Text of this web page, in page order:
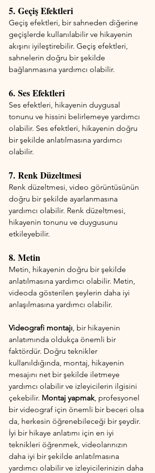
5. Geçiş Efektleri
Geçiş efektleri, bir sahneden diğerine
geçişlerde kullanılabilir ve hikayenin
akışını iyileştirebilir. Geçiş efektleri,
sahnelerin doğru bir şekilde
bağlanmasına yardımcı olabilir.
6. Ses Efektleri
Ses efektleri, hikayenin duygusal
tonunu ve hissini belirlemeye yardımcı
olabilir. Ses efektleri, hikayenin doğru
bir şekilde anlatılmasına yardımcı
olabilir.
7. Renk Düzeltmesi
Renk düzeltmesi, video görüntüsünün
doğru bir şekilde ayarlanmasına
yardımcı olabilir. Renk düzeltmesi,
hikayenin tonunu ve duygusunu
etkileyebilir.
8. Metin
Metin, hikayenin doğru bir şekilde
anlatılmasına yardımcı olabilir. Metin,
videoda gösterilen şeylerin daha iyi
anlaşılmasına yardımcı olabilir.
Videografi montajı , bir hikayenin
anlatımında oldukça önemli bir
faktördür. Doğru teknikler
kullanıldığında, montaj, hikayenin
mesajını net bir şekilde iletmeye
yardımcı olabilir ve izleyicilerin ilgisini
çekebilir. Montaj yapmak, profesyonel
bir videograf için önemli bir beceri olsa
da, herkesin öğrenebileceği bir şeydir.
İyi bir hikaye anlatımı için en iyi
teknikleri öğrenmek, videolarınızın
daha iyi bir şekilde anlatılmasına
yardımcı olabilir ve izleyicilerinizin daha